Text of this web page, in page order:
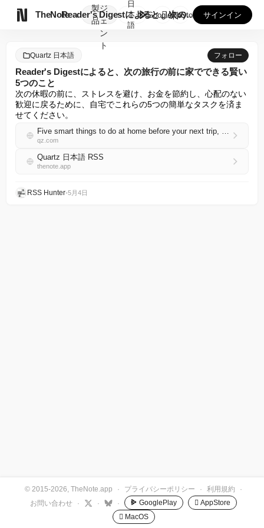
TheNote
製
品
ジ
ェ
ン
ト
Reader's Digestによると、次の旅行の前に家でで...
日
本
語
GooglePlay
AppStore サインイン
Quartz 日本語 フォロー
Reader's Digestによると、次の旅行の前に家でできる賢い
5つのこと
次の休暇の前に、ストレスを避け、お金を節約し、心配のない
歓迎に戻るために、自宅でこれらの5つの簡単なタスクを済ま
せてください。
Five smart things to do at home before your next trip, according to Reader’s Digest
qz.com
Quartz 日本語 RSS
thenote.app
RSS Hunter•5月4日
© 2015-2026, TheNote.app · プライバシーポリシー · 利用規約
·
お問い合わせ
· · · GooglePlay
 AppStore
 MacOS